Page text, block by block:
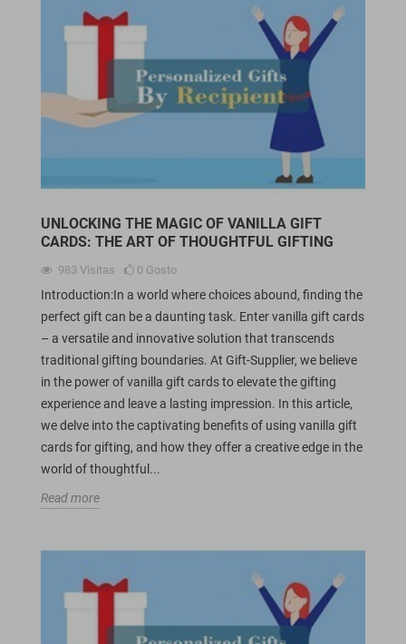
UNLOCKING THE MAGIC OF VANILLA GIFT
CARDS: THE ART OF THOUGHTFUL GIFTING
983 Visitas 0 Gosto
Introduction:In a world where choices abound, finding the
perfect gift can be a daunting task. Enter vanilla gift cards
– a versatile and innovative solution that transcends
traditional gifting boundaries. At Gift-Supplier, we believe
in the power of vanilla gift cards to elevate the gifting
experience and leave a lasting impression. In this article,
we delve into the captivating benefits of using vanilla gift
cards for gifting, and how they offer a creative edge in the
world of thoughtful...
Read more